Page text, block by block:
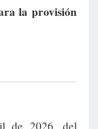
la provisión
de 2026, del